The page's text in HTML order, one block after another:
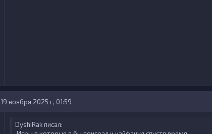
19 ноября 2025 г, 01:59
DyshiRak писал: